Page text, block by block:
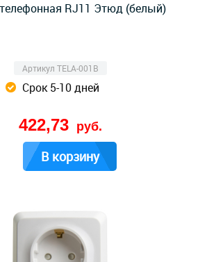
RJ11 Этюд (белый)
Артикул TELA-001B
Срок 5-10 дней
422,73 руб.
В корзину